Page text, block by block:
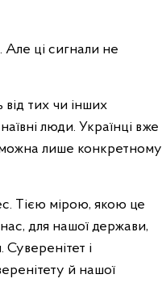
Але ці сигнали не
від тих чи інших
люди. Українці вже
можна лише конкретному
Тією мірою, якою це
для нашої держави,
і
й нашої